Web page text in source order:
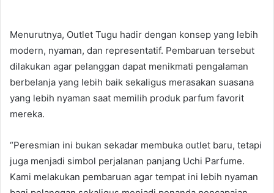
Menurutnya, Outlet Tugu hadir dengan konsep yang lebih
modern, nyaman, dan representatif. Pembaruan tersebut
dilakukan agar pelanggan dapat menikmati pengalaman
berbelanja yang lebih baik sekaligus merasakan suasana
yang lebih nyaman saat memilih produk parfum favorit
mereka.
“Peresmian ini bukan sekadar membuka outlet baru, tetapi
juga menjadi simbol perjalanan panjang Uchi Parfume.
Kami melakukan pembaruan agar tempat ini lebih nyaman